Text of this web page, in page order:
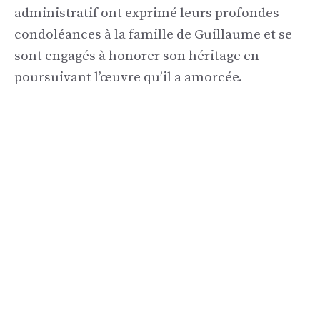
administratif ont exprimé leurs profondes
condoléances à la famille de Guillaume et se
sont engagés à honorer son héritage en
poursuivant l’œuvre qu’il a amorcée.